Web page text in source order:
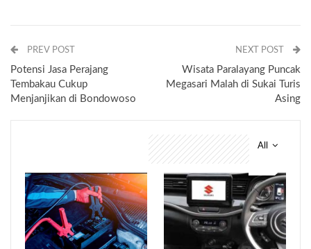
PREV POST
Potensi Jasa Perajang
Tembakau Cukup
Menjanjikan di Bondowoso
NEXT POST
Wisata Paralayang Puncak
Megasari Malah di Sukai Turis
Asing
All